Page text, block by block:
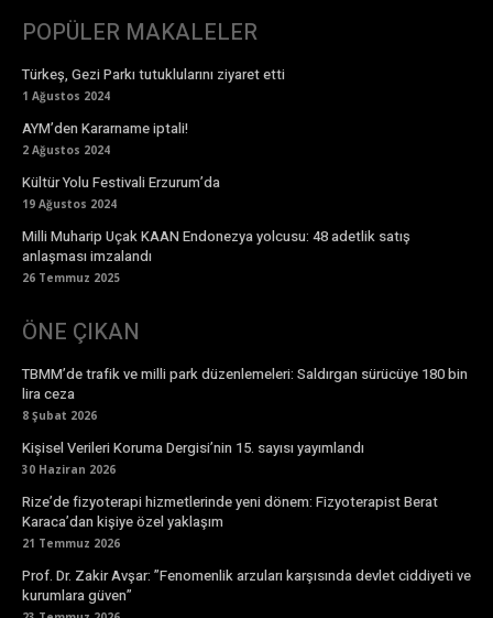
POPÜLER MAKALELER
Türkeş, Gezi Parkı tutuklularını ziyaret etti
1 Ağustos 2024
AYM’den Kararname iptali!
2 Ağustos 2024
Kültür Yolu Festivali Erzurum’da
19 Ağustos 2024
Milli Muharip Uçak KAAN Endonezya yolcusu: 48 adetlik satış
anlaşması imzalandı
26 Temmuz 2025
ÖNE ÇIKAN
TBMM’de trafik ve milli park düzenlemeleri: Saldırgan sürücüye 180 bin
lira ceza
8 Şubat 2026
Kişisel Verileri Koruma Dergisi’nin 15. sayısı yayımlandı
30 Haziran 2026
Rize’de fizyoterapi hizmetlerinde yeni dönem: Fizyoterapist Berat
Karaca’dan kişiye özel yaklaşım
21 Temmuz 2026
Prof. Dr. Zakir Avşar: ”Fenomenlik arzuları karşısında devlet ciddiyeti ve
kurumlara güven”